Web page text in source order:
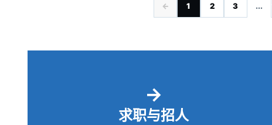
← 1 2 3 ...
→
求职与招人